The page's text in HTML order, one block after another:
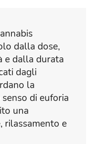
dalla dose,
e dalla durata
dagli
la
di euforia
una
rilassamento e